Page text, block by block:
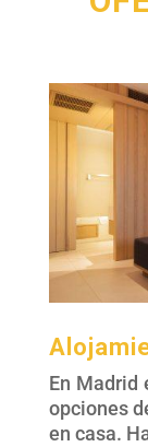
En Madrid
opciones
en casa.